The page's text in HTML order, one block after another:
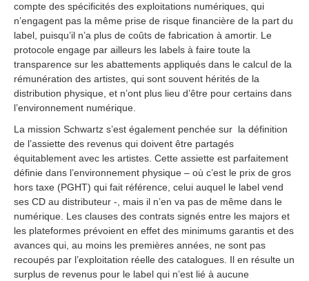
compte des spécificités des exploitations numériques, qui
n’engagent pas la même prise de risque financière de la part du
label, puisqu’il n’a plus de coûts de fabrication à amortir. Le
protocole engage par ailleurs les labels à faire toute la
transparence sur les abattements appliqués dans le calcul de la
rémunération des artistes, qui sont souvent hérités de la
distribution physique, et n’ont plus lieu d’être pour certains dans
l’environnement numérique.
La mission Schwartz s’est également penchée sur la définition
de l’assiette des revenus qui doivent être partagés
équitablement avec les artistes. Cette assiette est parfaitement
définie dans l’environnement physique – où c’est le prix de gros
hors taxe (PGHT) qui fait référence, celui auquel le label vend
ses CD au distributeur -, mais il n’en va pas de même dans le
numérique. Les clauses des contrats signés entre les majors et
les plateformes prévoient en effet des minimums garantis et des
avances qui, au moins les premières années, ne sont pas
recoupés par l’exploitation réelle des catalogues. Il en résulte un
surplus de revenus pour le label qui n’est lié à aucune